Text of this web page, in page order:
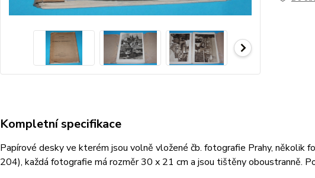
Kompletní specifikace
Papírové desky ve kterém jsou volně vložené čb. fotografie Prahy,
204), každá fotografie má rozměr 30 x 21 cm a jsou tištěny oboustranně.